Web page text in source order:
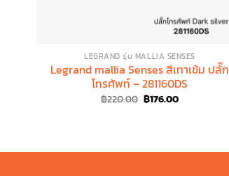
LEGRAND รุ่น MALLIA SENSES
Legrand mallia Senses สีเทาเข้ม ปลั๊ก
โทรศัพท์ – 281160DS
฿220.00 Original
price
฿176.00Current
price